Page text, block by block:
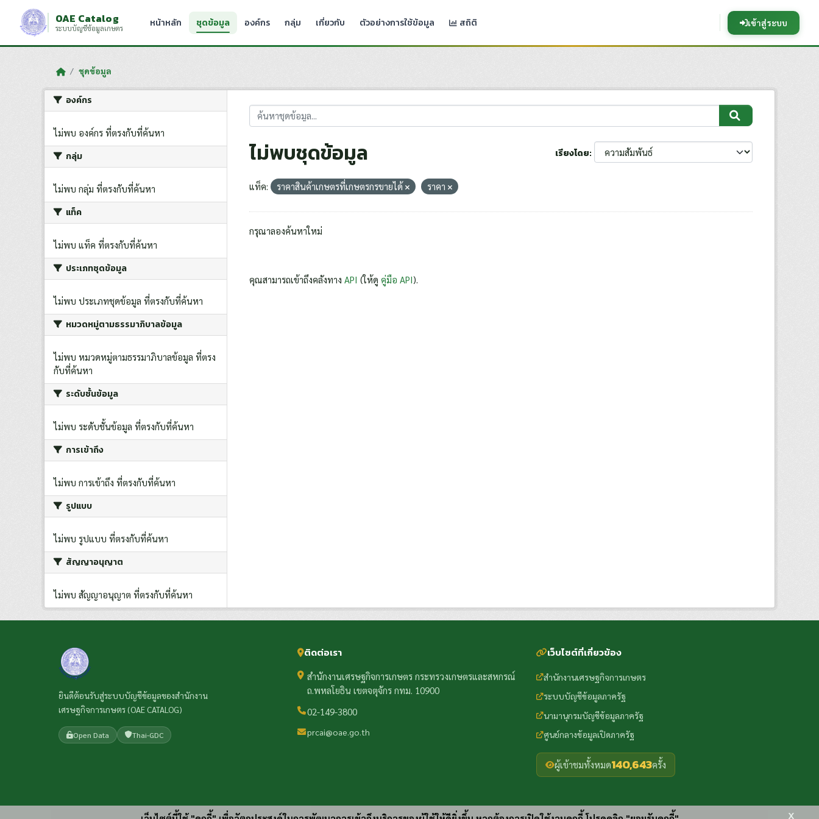
Skip to main content
OAE Catalog
ระบบบัญชีข้อมูลเกษตร หน้าหลัก ชุดข้อมูล องค์กร กลุ่ม เกี่ยวกับ ตัวอย่างการใช้ข้อมูล สถิติ เข้าสู่ระบบ
ชุดข้อมูล
องค์กร
ไม่พบ องค์กร ที่ตรงกับที่ค้นหา
กลุ่ม
ไม่พบ กลุ่ม ที่ตรงกับที่ค้นหา
แท็ค
ไม่พบ แท็ค ที่ตรงกับที่ค้นหา
ประเภทชุดข้อมูล
ไม่พบ ประเภทชุดข้อมูล ที่ตรงกับที่ค้นหา
หมวดหมู่ตามธรรมาภิบาลข้อมูล
ไม่พบ หมวดหมู่ตามธรรมาภิบาลข้อมูล ที่ตรง
กับที่ค้นหา
ระดับชั้นข้อมูล
ไม่พบ ระดับชั้นข้อมูล ที่ตรงกับที่ค้นหา
การเข้าถึง
ไม่พบ การเข้าถึง ที่ตรงกับที่ค้นหา
รูปแบบ
ไม่พบ รูปแบบ ที่ตรงกับที่ค้นหา
สัญญาอนุญาต
ไม่พบ สัญญาอนุญาต ที่ตรงกับที่ค้นหา
เรียงโดย
ไม่พบชุดข้อมูล
แท็ค: ราคาสินค้าเกษตรที่เกษตรกรขายได้ ราคา
กรุณาลองค้นหาใหม่
คุณสามารถเข้าถึงคลังทาง API (ให้ดู คู่มือ API).
ยินดีต้อนรับสู่ระบบบัญชีข้อมูลของสำนักงาน
เศรษฐกิจการเกษตร (OAE CATALOG)
Open Data Thai-GDC
ติดต่อเรา
สำนักงานเศรษฐกิจการเกษตร กระทรวงเกษตรและสหกรณ์
ถ.พหลโยธิน เขตจตุจักร กทม. 10900
02-149-3800
prcai@oae.go.th
เว็บไซต์ที่เกี่ยวข้อง
สำนักงานเศรษฐกิจการเกษตร
ระบบบัญชีข้อมูลภาครัฐ
นามานุกรมบัญชีข้อมูลภาครัฐ
ศูนย์กลางข้อมูลเปิดภาครัฐ
ผู้เข้าชมทั้งหมด140,643ครั้ง
x